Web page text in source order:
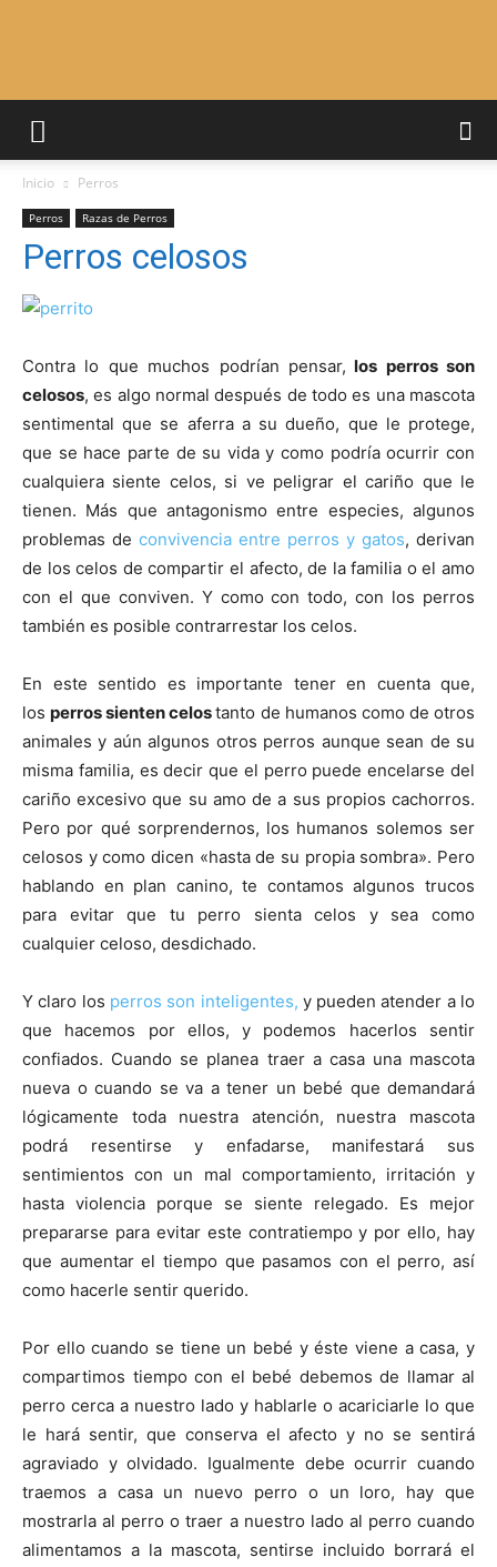
Adiestrar
Razas
Perros
Fotos
Cachorros
Inicio Perros
Perros Razas de Perros
Perros celosos
Contra lo que muchos podrían pensar, los perros son
celosos, es algo normal después de todo es una mascota
sentimental que se aferra a su dueño, que le protege,
que se hace parte de su vida y como podría ocurrir con
cualquiera siente celos, si ve peligrar el cariño que le
tienen. Más que antagonismo entre especies, algunos
problemas de convivencia entre perros y gatos, derivan
de los celos de compartir el afecto, de la familia o el amo
con el que conviven. Y como con todo, con los perros
también es posible contrarrestar los celos.
En este sentido es importante tener en cuenta que,
losperros sienten celostanto de humanos como de otros
animales y aún algunos otros perros aunque sean de su
misma familia, es decir que el perro puede encelarse del
cariño excesivo que su amo de a sus propios cachorros.
Pero por qué sorprendernos, los humanos solemos ser
celosos y como dicen «hasta de su propia sombra». Pero
hablando en plan canino, te contamos algunos trucos
para evitar que tu perro sienta celos y sea como
cualquier celoso, desdichado.
Y claro los perros son inteligentes, y pueden atender a lo
que hacemos por ellos, y podemos hacerlos sentir
confiados. Cuando se planea traer a casa una mascota
nueva o cuando se va a tener un bebé que demandará
lógicamente toda nuestra atención, nuestra mascota
podrá resentirse y enfadarse, manifestará sus
sentimientos con un mal comportamiento, irritación y
hasta violencia porque se siente relegado. Es mejor
prepararse para evitar este contratiempo y por ello, hay
que aumentar el tiempo que pasamos con el perro, así
como hacerle sentir querido.
Por ello cuando se tiene un bebé y éste viene a casa, y
compartimos tiempo con el bebé debemos de llamar al
perro cerca a nuestro lado y hablarle o acariciarle lo que
le hará sentir, que conserva el afecto y no se sentirá
agraviado y olvidado. Igualmente debe ocurrir cuando
traemos a casa un nuevo perro o un loro, hay que
mostrarla al perro o traer a nuestro lado al perro cuando
alimentamos a la mascota, sentirse incluido borrará el